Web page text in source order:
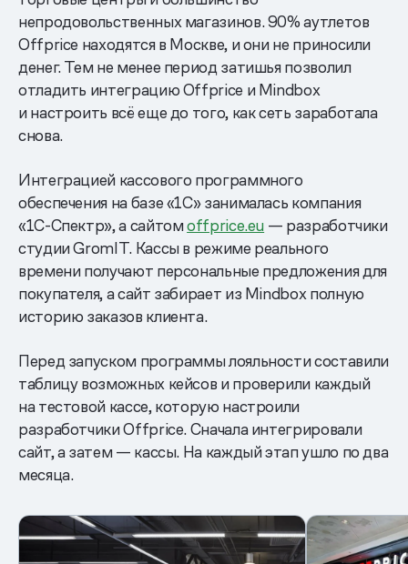
непродовольственных магазинов. 90% аутлетов
Offprice находятся в Москве, и они не приносили
денег. Тем не менее период затишья позволил
отладить интеграцию Offprice и Mindbox
и настроить всё еще до того, как сеть заработала
снова.
Интеграцией кассового программного
обеспечения на базе «1С» занималась компания
«1С-Спектр», а сайтомoffprice.eu — разработчики
студии GromIT. Кассы в режиме реального
времени получают персональные предложения для
покупателя, а сайт забирает из Mindbox полную
историю заказов клиента.
Перед запуском программы лояльности составили
таблицу возможных кейсов и проверили каждый
на тестовой кассе, которую настроили
разработчики Offprice. Сначала интегрировали
сайт, а затем — кассы. На каждый этап ушло по два
месяца.